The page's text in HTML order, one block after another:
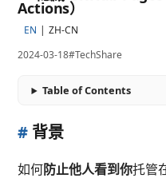
Actions）
EN
ZH-CN
2024-03-18#TechShare
Table of Contents
# 背景
如何防止他人看到你托管